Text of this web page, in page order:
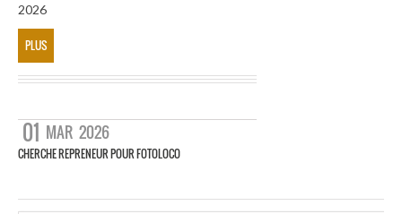
2026
PLUS
01 MAR 2026
CHERCHE REPRENEUR POUR FOTOLOCO